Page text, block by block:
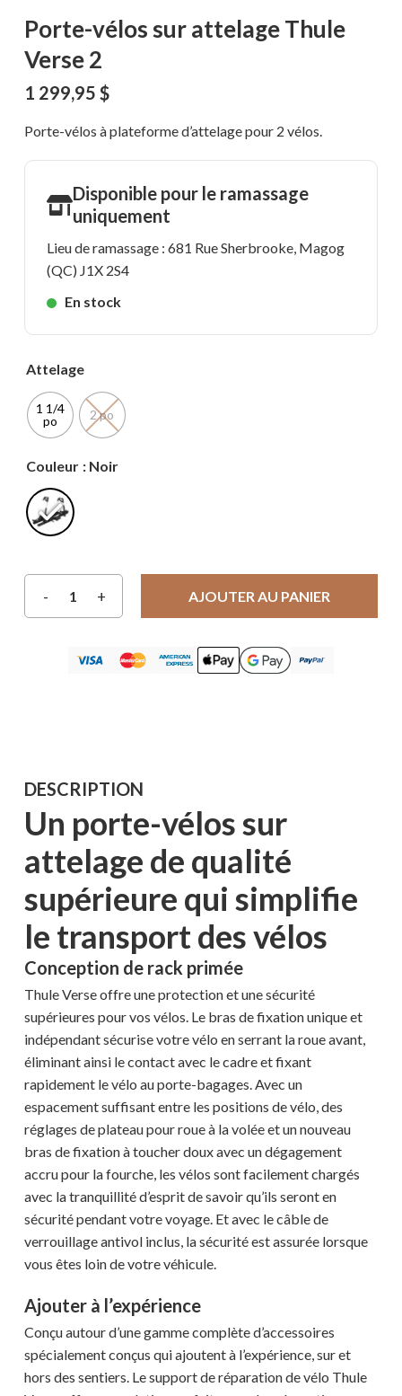
Porte-vélos sur attelage Thule
Verse 2
1 299,95 $
Porte-vélos à plateforme d’attelage pour 2 vélos.
Disponible pour le ramassage
uniquement
Lieu de ramassage : 681 Rue Sherbrooke, Magog
(QC) J1X 2S4
En stock
Attelage
1 1/4
po
2 po
Couleur : Noir
AJOUTER AU PANIER
DESCRIPTION
Un porte-vélos sur
attelage de qualité
supérieure qui simplifie
le transport des vélos
Conception de rack primée
Thule Verse offre une protection et une sécurité
supérieures pour vos vélos. Le bras de fixation unique et
indépendant sécurise votre vélo en serrant la roue avant,
éliminant ainsi le contact avec le cadre et fixant
rapidement le vélo au porte-bagages. Avec un
espacement suffisant entre les positions de vélo, des
réglages de plateau pour roue à la volée et un nouveau
bras de fixation à toucher doux avec un dégagement
accru pour la fourche, les vélos sont facilement chargés
avec la tranquillité d’esprit de savoir qu’ils seront en
sécurité pendant votre voyage. Et avec le câble de
verrouillage antivol inclus, la sécurité est assurée lorsque
vous êtes loin de votre véhicule.
Ajouter à l’expérience
Conçu autour d’une gamme complète d’accessoires
spécialement conçus qui ajoutent à l’expérience, sur et
hors des sentiers. Le support de réparation de vélo Thule